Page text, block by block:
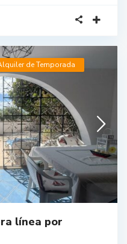
de Temporada
línea por